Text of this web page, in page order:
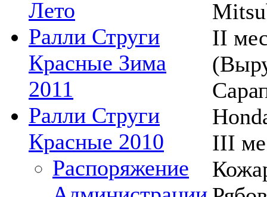
Лето
Ралли Струги
Красные Зима
2011
Ралли Струги
Красные 2010
Распоряжение
II
III